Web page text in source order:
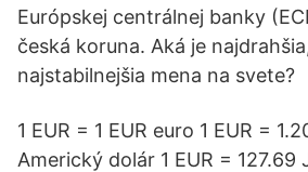
Európskej centrálnej banky
česká koruna. Aká je
najstabilnejšia mena na svete?
1 EUR = 1 EUR euro 1 EUR =
Americký dolár 1 EUR = 127.69